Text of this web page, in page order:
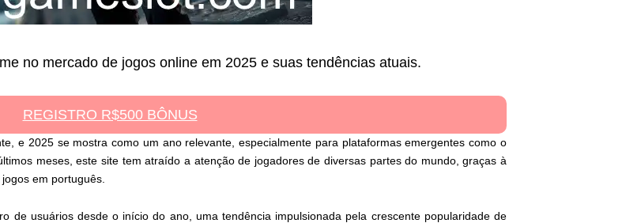
no mercado de jogos online em 2025 e suas tendências atuais.
REGISTRO R$500 BÔNUS
e 2025 se mostra como um ano relevante, especialmente para plataformas emergentes como o
meses, este site tem atraído a atenção de jogadores de diversas partes do mundo, graças à
em português.
de usuários desde o início do ano, uma tendência impulsionada pela crescente popularidade de